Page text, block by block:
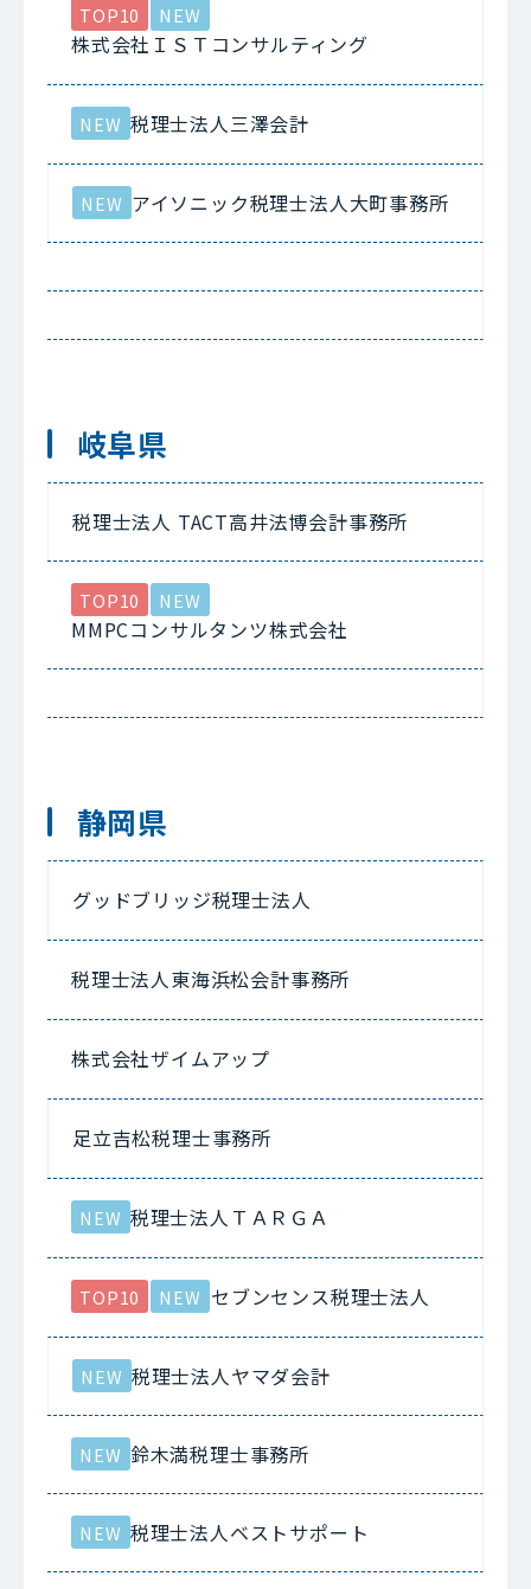
TOP10 NEW
株式会社ＩＳＴコンサルティング
NEW 税理士法人三澤会計
NEW アイソニック税理士法人大町事務所
岐阜県
税理士法人 TACT高井法博会計事務所
TOP10 NEW
MMPCコンサルタンツ株式会社
静岡県
グッドブリッジ税理士法人
税理士法人東海浜松会計事務所
株式会社ザイムアップ
足立吉松税理士事務所
NEW 税理士法人ＴＡＲＧＡ
TOP10 NEW セブンセンス税理士法人
NEW 税理士法人ヤマダ会計
NEW 鈴木満税理士事務所
NEW 税理士法人ベストサポート